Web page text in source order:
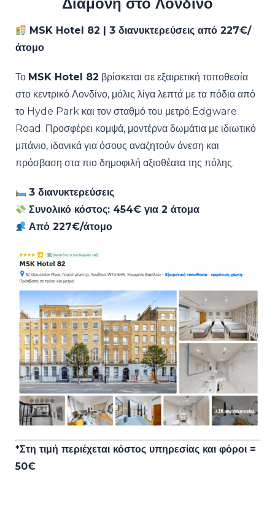
MSK Hotel 82 | 3 διανυκτερεύσεις από 227€/
άτομο
Το MSK Hotel 82 βρίσκεται σε εξαιρετική τοποθεσία
στο κεντρικό Λονδίνο, μόλις λίγα λεπτά με τα πόδια από
το Hyde Park και τον σταθμό του μετρό Edgware
Road. Προσφέρει κομψά, μοντέρνα δωμάτια με ιδιωτικό
μπάνιο, ιδανικά για όσους αναζητούν άνεση και
πρόσβαση στα πιο δημοφιλή αξιοθέατα της πόλης.
3 διανυκτερεύσεις
Συνολικό κόστος: 454€ για 2 άτομα
Από 227€/άτομο
*Στη τιμή περιέχεται κόστος υπηρεσίας και φόροι =
50€